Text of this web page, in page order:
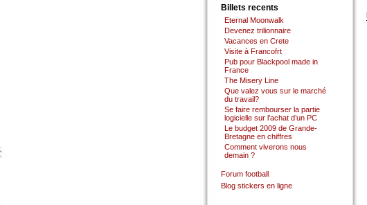
Billets recents
Eternal Moonwalk
Devenez trilionnaire
Vacances en Crete
Visite à Francofrt
Pub pour Blackpool made in
France
The Misery Line
Que valez vous sur le marché
du travail?
Se faire rembourser la partie
logicielle sur l’achat d’un PC
Le budget 2009 de Grande-
Bretagne en chiffres
Comment viverons nous
demain ?
Forum football
Blog stickers en ligne